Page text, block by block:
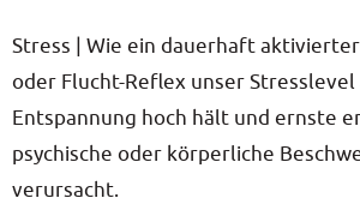
Stress | Wie ein dau­er­haft
oder Flucht-Reflex unser Stress­le­vel
Ent­span­nung hoch hält und erns­te
psy­chi­sche oder kör­per­li­che
verursacht.